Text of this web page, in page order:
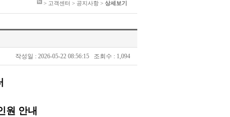
> 고객센터 > 공지사항 > 상세보기
작성일 : 2026-05-22 08:56:15 조회수 : 1,094
원 안내